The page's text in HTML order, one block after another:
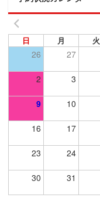
日 月 火
26 27
2 3
9 10
16 17
23 24
30 31